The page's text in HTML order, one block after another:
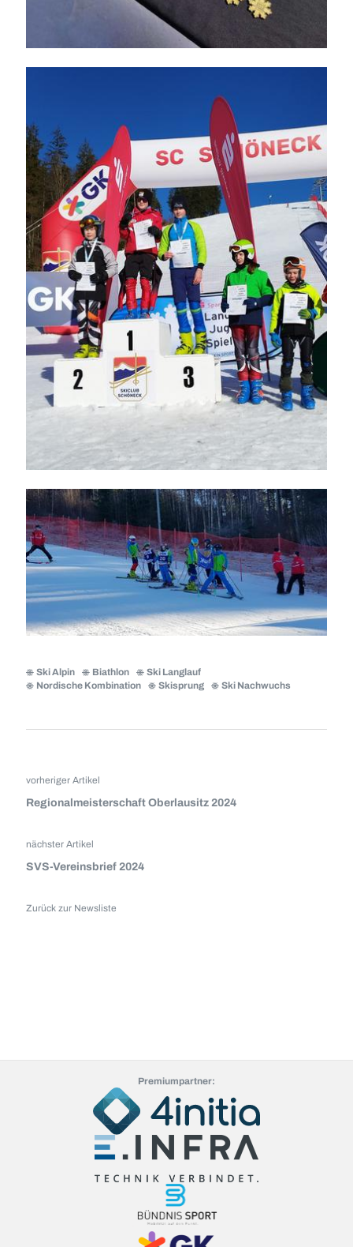
Ski Alpin Biathlon
Ski Langlauf
Nordische Kombination
Skisprung Ski Nachwuchs
vorheriger Artikel
Regionalmeisterschaft Oberlausitz 2024
nächster Artikel
SVS-Vereinsbrief 2024
Zurück zur Newsliste
Premiumpartner: